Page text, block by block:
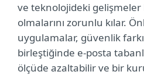
ve teknolojideki gelişmeler
olmalarını zorunlu kılar.
uygulamalar, güvenlik
birleştiğinde e-posta
ölçüde azaltabilir ve bir